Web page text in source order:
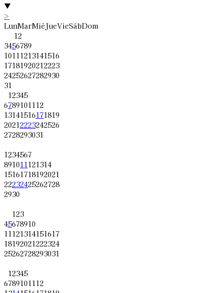
▼
>
LunMarMiéJueVieSábDom
12
3456789
10111213141516
17181920212223
24252627282930
31
12345
6789101112
13141516171819
20212223242526
2728293031
1234567
891011121314
15161718192021
22232425262728
2930
123
45678910
11121314151617
18192021222324
25262728293031
12345
6789101112